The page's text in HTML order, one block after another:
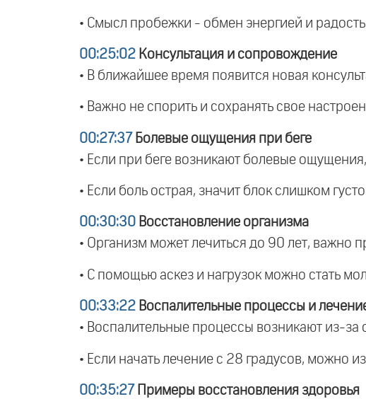
• Смысл пробежки - обмен энергией и радость
00:25:02 Консультация и сопровождение
• В ближайшее время появится новая
• Важно не спорить и сохранять свое
00:27:37 Болевые ощущения при беге
• Если при беге возникают болевые
• Если боль острая, значит блок слишком
00:30:30 Восстановление организма
• Организм может лечиться до 90 лет, важно
• С помощью аскез и нагрузок можно стать
00:33:22 Воспалительные процессы и
• Воспалительные процессы возникают из-за
• Если начать лечение с 28 градусов, можно
00:35:27 Примеры восстановления здоровья